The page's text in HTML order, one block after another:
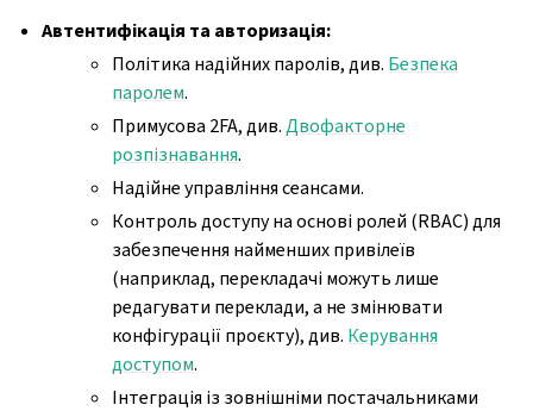
Автентифікація та авторизація:
Політика надійних паролів, див. Безпека
паролем.
Примусова 2FA, див.Двофакторне
розпізнавання.
Надійне управління сеансами.
Контроль доступу на основі ролей (RBAC) для
забезпечення найменших привілеїв
(наприклад, перекладачі можуть лише
редагувати переклади, а не змінювати
конфігурації проєкту), див. Керування
доступом.
Інтеграція із зовнішніми постачальниками